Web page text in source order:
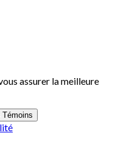
assurer la meilleure